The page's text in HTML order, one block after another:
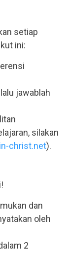
setiap
ini:
jawablah
silakan
christ.net).
dan
oleh
2